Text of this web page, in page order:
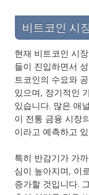
비트코인 시
현재 비트코인 시
들이 진입하면서
트코인의 수요와
있으며, 장기적인
있습니다. 많은 애
이 전통 금융 시장
이라고 예측하고
특히 반감기가 가
심이 높아지며, 이
증가할 것입니다.